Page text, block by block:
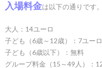
入場料金は以下の通りです。
大人：14ユーロ
子ども（6歳～12歳）：7ユーロ
子ども（6歳以下）：無料
グループ料金（15～49人）：